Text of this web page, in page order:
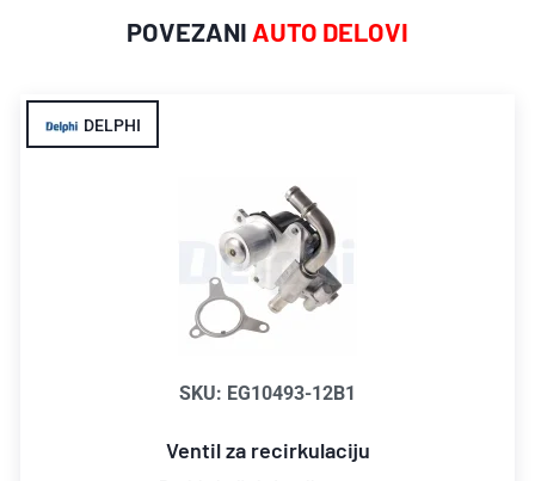
POVEZANI AUTO DELOVI
DELPHI
SKU: EG10493-12B1
Ventil za recirkulaciju